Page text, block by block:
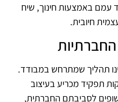
עמם באמצעות חינוך, שיח
חיובית.
תהליך שמתרחש במבודד.
תפקיד מכריע בעיצוב
לסביבתם החברתית,